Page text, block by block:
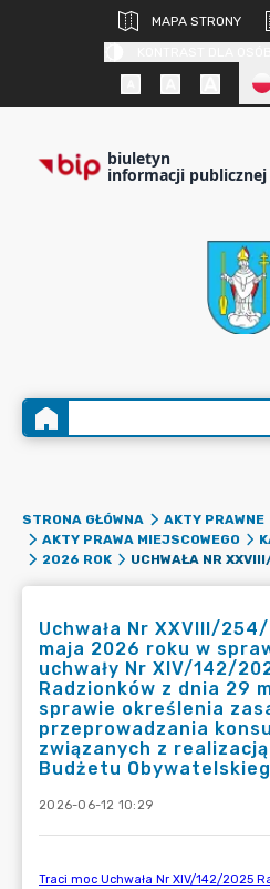
MAPA STRONY
biuletyn
informacji publicznej
STRONA GŁÓWNA
AKTY PRAWNE
AKTY PRAWA MIEJSCOWEGO
2026 ROK
Uchwała Nr XXVIII/
maja 2026 roku w
uchwały Nr XIV/142/
Radzionków z dnia 29
sprawie określenia
przeprowadzania
związanych z
Budżetu
2026-06-12 10:29